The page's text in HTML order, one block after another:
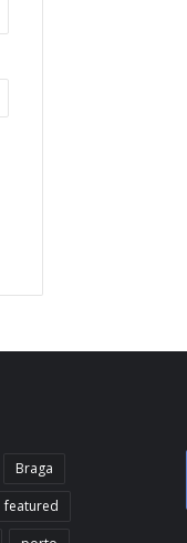
Braga
featured